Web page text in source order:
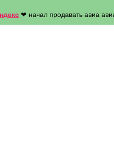
❤ начал продавать авиа